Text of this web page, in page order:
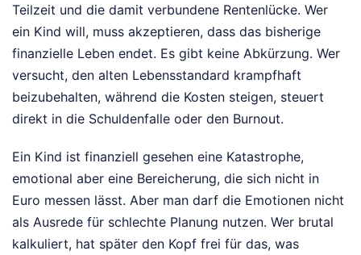
Teilzeit und die damit verbundene Rentenlücke. Wer
ein Kind will, muss akzeptieren, dass das bisherige
finanzielle Leben endet. Es gibt keine Abkürzung. Wer
versucht, den alten Lebensstandard krampfhaft
beizubehalten, während die Kosten steigen, steuert
direkt in die Schuldenfalle oder den Burnout.
Ein Kind ist finanziell gesehen eine Katastrophe,
emotional aber eine Bereicherung, die sich nicht in
Euro messen lässt. Aber man darf die Emotionen nicht
als Ausrede für schlechte Planung nutzen. Wer brutal
kalkuliert, hat später den Kopf frei für das, was